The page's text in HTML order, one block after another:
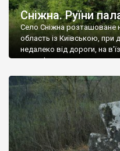
Сніжна. Руїни
Село Сніжна розташоване
область із Київською, при
недалеко від дороги, на
рельєфне пано, яке
не видно, але видно дві